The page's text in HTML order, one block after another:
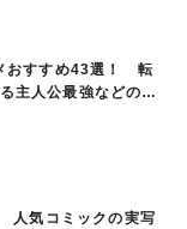
おすすめ43選！ 転
主人公最強などの人
気コミックの実写